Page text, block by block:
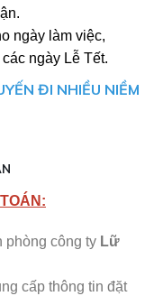
ngày làm việc,
ngày Lễ Tết.
ĐI NHIỀU NIỀM
phòng công ty Lữ
cấp thông tin đặt